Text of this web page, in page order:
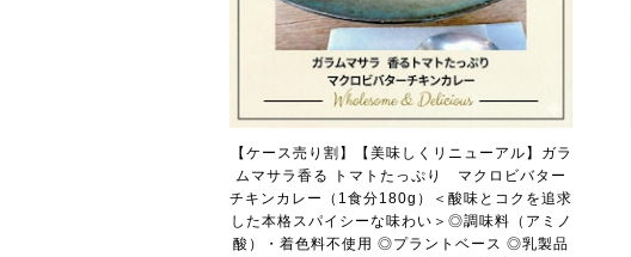
【ケース売り割】【美味しくリニューアル】ガラ
ムマサラ香る トマトたっぷり マクロビバター
チキンカレー（1食分180g）＜酸味とコクを追求
した本格スパイシーな味わい＞◎調味料（アミノ
酸）・着色料不使用 ◎プラントベース ◎乳製品